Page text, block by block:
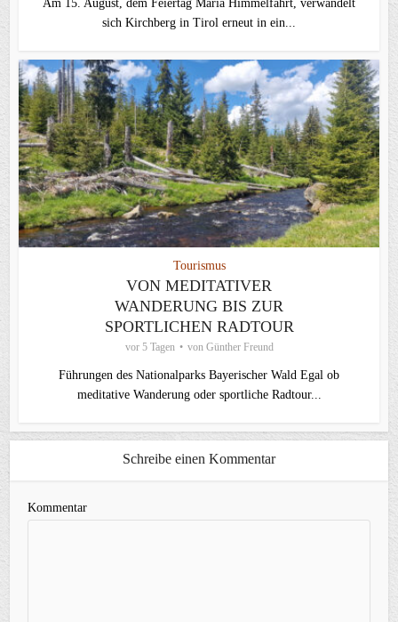
Am 15. August, dem Feiertag Mariä Himmelfahrt, verwandelt
sich Kirchberg in Tirol erneut in ein...
Tourismus
VON MEDITATIVER
WANDERUNG BIS ZUR
SPORTLICHEN RADTOUR
vor 5 Tagen von Günther Freund
Führungen des Nationalparks Bayerischer Wald Egal ob
meditative Wanderung oder sportliche Radtour...
Schreibe einen Kommentar
Kommentar